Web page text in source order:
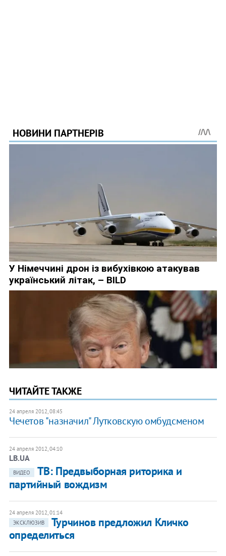
ЧИТАЙТЕ ТАКЖЕ
24 апреля 2012, 08:45
Чечетов "назначил" Лутковскую омбудсменом
24 апреля 2012, 04:10
LB.UA
ВИДЕО
ТВ: Предвыборная риторика и
партийный вождизм
24 апреля 2012, 01:14
ЭКСКЛЮЗИВ
Турчинов предложил Кличко
определиться